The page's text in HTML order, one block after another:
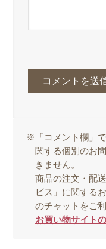
※「コメント欄」
関する個別のお
きません。
商品の注文・配
ビス」に関する
のチャットをご
お買い物サイト